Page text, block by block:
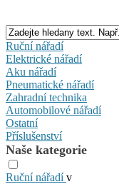
Ruční nářadí
Elektrické nářadí
Aku nářadí
Pneumatické nářadí
Zahradní technika
Automobilové nářadí
Ostatní
Příslušenství
Naše kategorie
Ruční nářadív